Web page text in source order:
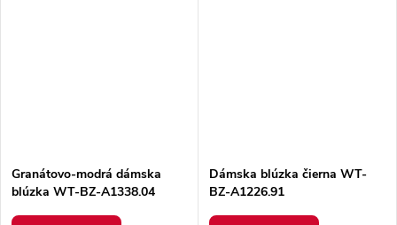
Granátovo-modrá dámska
blúzka WT-BZ-A1338.04
Dámska blúzka čierna WT-
BZ-A1226.91